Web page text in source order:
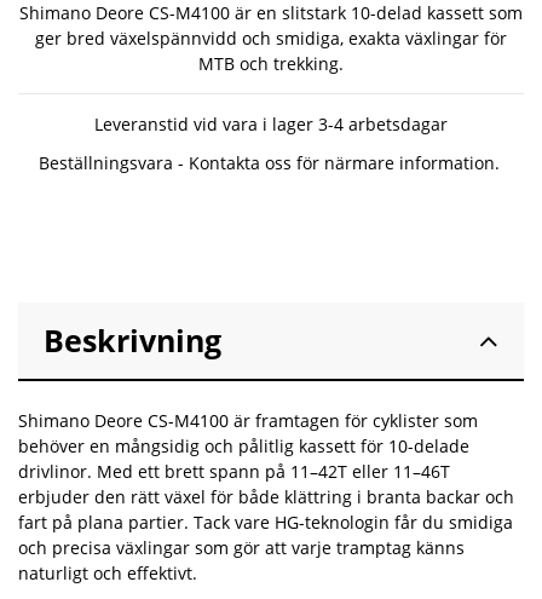
Shimano Deore CS-M4100 är en slitstark 10-delad kassett som
ger bred växelspännvidd och smidiga, exakta växlingar för
MTB och trekking.
Leveranstid vid vara i lager 3-4 arbetsdagar
Beställningsvara - Kontakta oss för närmare information.
Beskrivning
Shimano Deore CS-M4100 är framtagen för cyklister som
behöver en mångsidig och pålitlig kassett för 10-delade
drivlinor. Med ett brett spann på 11–42T eller 11–46T
erbjuder den rätt växel för både klättring i branta backar och
fart på plana partier. Tack vare HG-teknologin får du smidiga
och precisa växlingar som gör att varje tramptag känns
naturligt och effektivt.